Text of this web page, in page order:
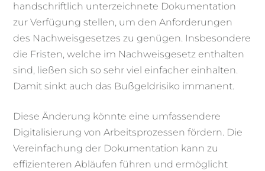
handschriftlich unterzeichnete Dokumentation
zur Verfügung stellen, um den Anforderungen
des Nachweisgesetzes zu genügen. Insbesondere
die Fristen, welche im Nachweisgesetz enthalten
sind, ließen sich so sehr viel einfacher einhalten.
Damit sinkt auch das Bußgeldrisiko immanent.
Diese Änderung könnte eine umfassendere
Digitalisierung von Arbeitsprozessen fördern. Die
Vereinfachung der Dokumentation kann zu
effizienteren Abläufen führen und ermöglicht